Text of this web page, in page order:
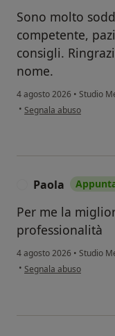
Sono molto
competente,
consigli.
nome.
4 agosto 2026 • Studio
• secondo l'opinione
Segnala abuso
Paola
Per me la
professionalità
4 agosto 2026 • Studio
• secondo l'opinione
Segnala abuso